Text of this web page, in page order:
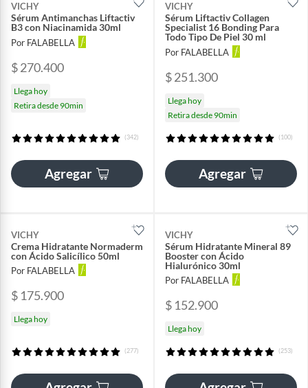
VICHY
Sérum Antimanchas Liftactiv
B3 con Niacinamida 30ml
Por FALABELLA
$ 270.400
Llega hoy
Retira desde 90min
(342)
Agregar
VICHY
Sérum Liftactiv Collagen
Specialist 16 Bonding Para
Todo Tipo De Piel 30 ml
Por FALABELLA
$ 251.300
Llega hoy
Retira desde 90min
(100)
Agregar
VICHY
Crema Hidratante Normaderm
con Ácido Salicílico 50ml
Por FALABELLA
$ 175.900
Llega hoy
(277)
VICHY
Sérum Hidratante Mineral 89
Booster con Ácido
Hialurónico 30ml
Por FALABELLA
$ 152.900
Llega hoy
(253)